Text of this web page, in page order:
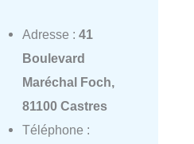
Adresse : 41
Boulevard
Maréchal Foch,
81100 Castres
Téléphone :